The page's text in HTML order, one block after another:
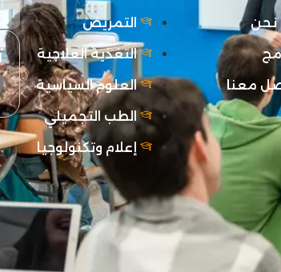
معنا
التمريض
التغذية العلاجية
العلوم السياسية
الطب التجميلي
إعلام وتكنولوجيا